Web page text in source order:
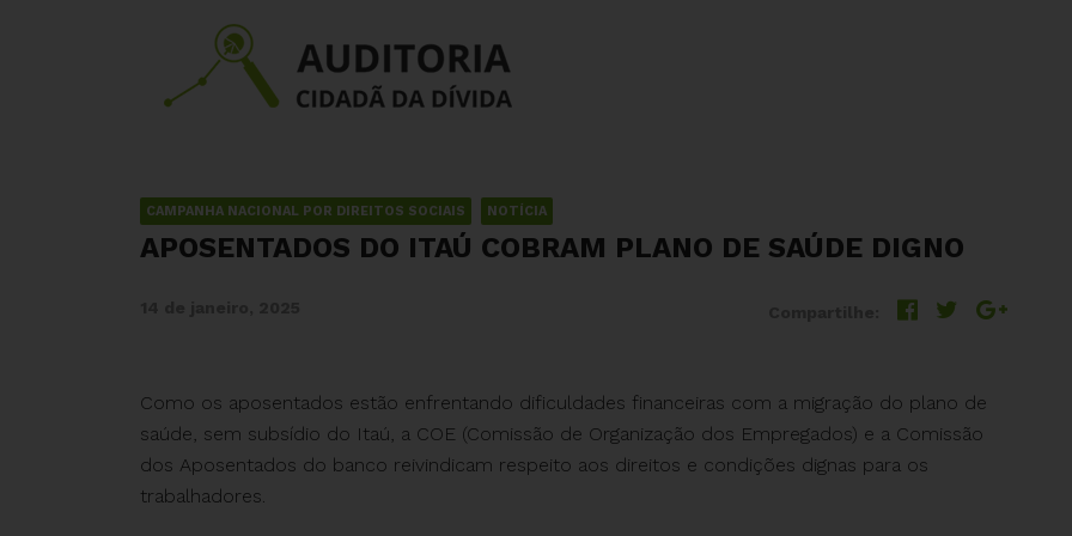
CAMPANHA NACIONAL POR DIREITOS SOCIAIS NOTÍCIA
APOSENTADOS DO ITAÚ COBRAM PLANO DE SAÚDE DIGNO
Como os aposentados estão enfrentando dificuldades financeiras com a migração do plano de
saúde, sem subsídio do Itaú, a COE (Comissão de Organização dos Empregados) e a Comissão
dos Aposentados do banco reivindicam respeito aos direitos e condições dignas para os
trabalhadores.